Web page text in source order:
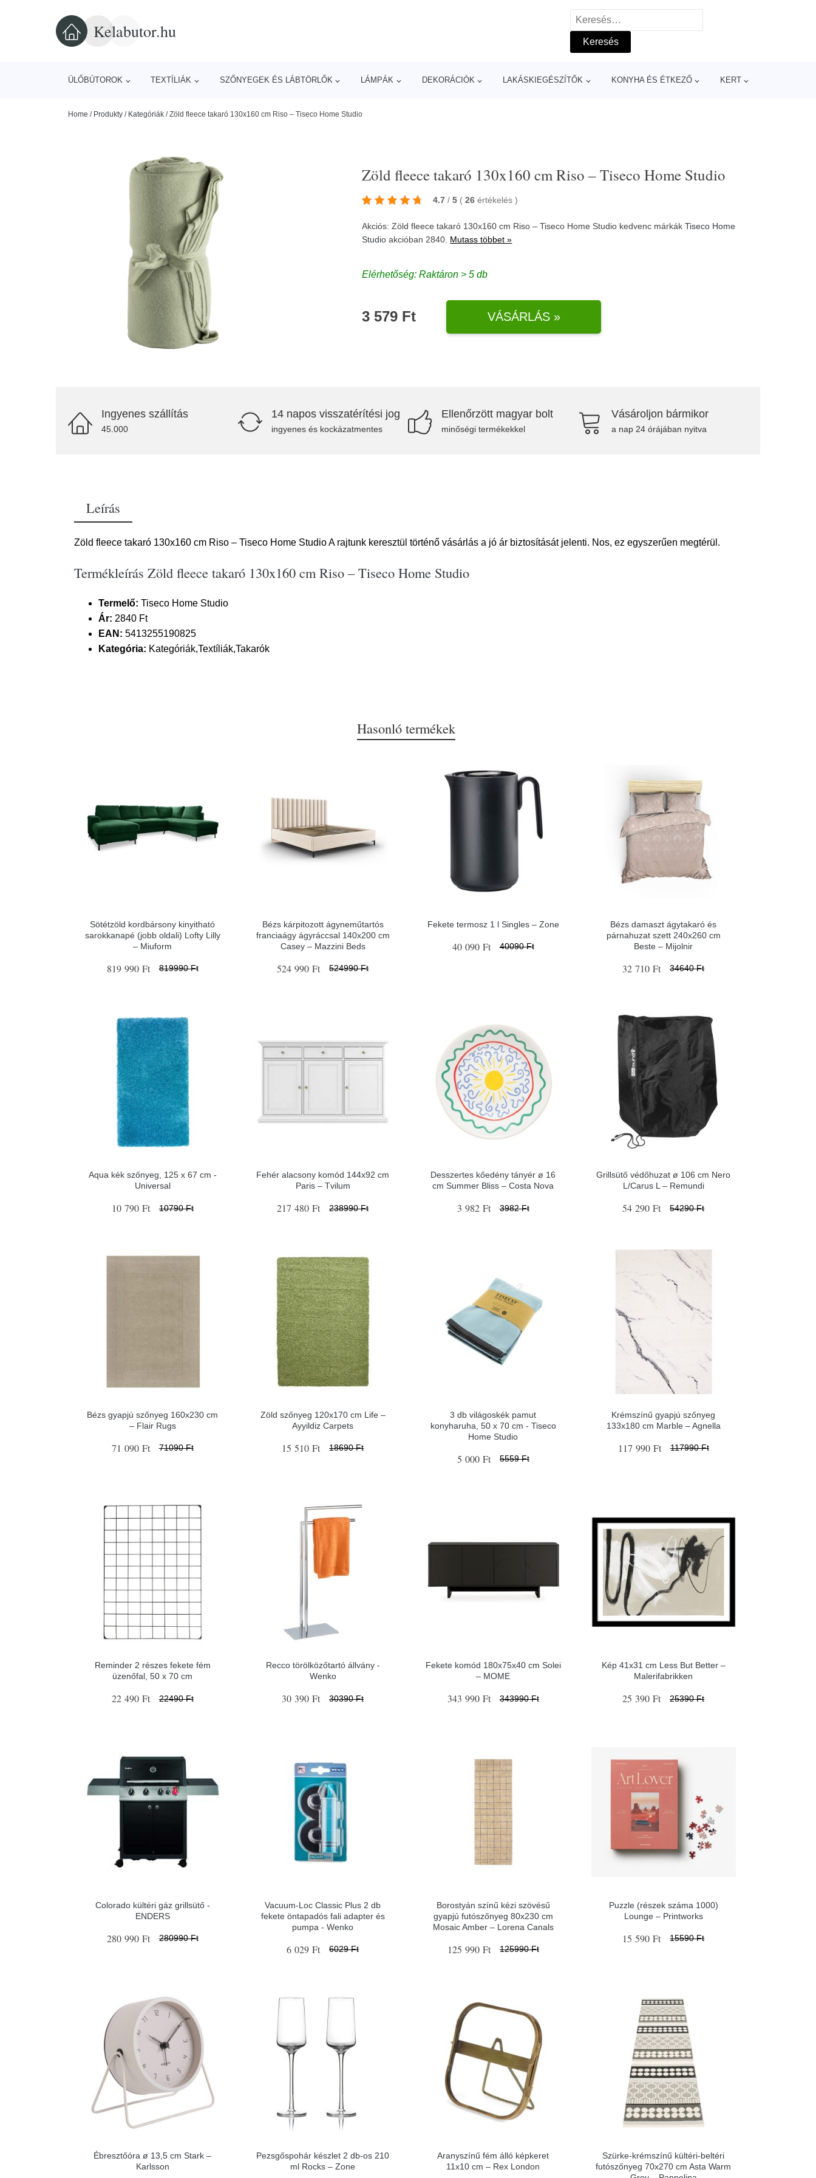
Kelabutor.hu
Keresés:
ÜLŐBÚTOROK TEXTÍLIÁK SZŐNYEGEK ÉS LÁBTÖRLŐK LÁMPÁK DEKORÁCIÓK LAKÁSKIEGÉSZÍTŐK KONYHA ÉS ÉTKEZŐ KERT
Home / Produkty / Kategóriák /Zöld fleece takaró 130x160 cm Riso – Tiseco Home Studio
Zöld fleece takaró 130x160 cm Riso – Tiseco Home Studio
4.7 / 5 ( 26 értékelés)
Akciós: Zöld fleece takaró 130x160 cm Riso – Tiseco Home Studio kedvenc márkákTiseco Home
Studio akcióban 2840. Mutass többet »
Elérhetőség: Raktáron > 5 db
3 579 Ft VÁSÁRLÁS »
Ingyenes szállítás
45.000
14 napos visszatérítési jog
ingyenes és kockázatmentes
Ellenőrzött magyar bolt
minőségi termékekkel
Vásároljon bármikor
a nap 24 órájában nyitva
Leírás
Zöld fleece takaró 130x160 cm Riso – Tiseco Home Studio A rajtunk keresztül történő vásárlás a jó ár biztosítását jelenti. Nos, ez egyszerűen megtérül.
Termékleírás Zöld fleece takaró 130x160 cm Riso – Tiseco Home Studio
Termelő: Tiseco Home Studio
Ár: 2840 Ft
EAN: 5413255190825
Kategória: Kategóriák,Textíliák,Takarók
Hasonló termékek
Sötétzöld kordbársony kinyitható
sarokkanapé (jobb oldali) Lofty Lilly
– Miuform
819 990 Ft 819990 Ft
Bézs kárpitozott ágyneműtartós
franciaágy ágyráccsal 140x200 cm
Casey – Mazzini Beds
524 990 Ft 524990 Ft
Fekete termosz 1 l Singles – Zone
40 090 Ft 40090 Ft
Bézs damaszt ágytakaró és
párnahuzat szett 240x260 cm
Beste – Mijolnir
32 710 Ft 34640 Ft
Aqua kék szőnyeg, 125 x 67 cm -
Universal
10 790 Ft 10790 Ft
Fehér alacsony komód 144x92 cm
Paris – Tvilum
217 480 Ft 238990 Ft
Desszertes kőedény tányér ø 16
cm Summer Bliss – Costa Nova
3 982 Ft 3982 Ft
Grillsütő védőhuzat ø 106 cm Nero
L/Carus L – Remundi
54 290 Ft 54290 Ft
Bézs gyapjú szőnyeg 160x230 cm
– Flair Rugs
71 090 Ft 71090 Ft
Zöld szőnyeg 120x170 cm Life –
Ayyildiz Carpets
15 510 Ft 18690 Ft
3 db világoskék pamut
konyharuha, 50 x 70 cm - Tiseco
Home Studio
5 000 Ft 5559 Ft
Krémszínű gyapjú szőnyeg
133x180 cm Marble – Agnella
117 990 Ft 117990 Ft
Reminder 2 részes fekete fém
üzenőfal, 50 x 70 cm
22 490 Ft 22490 Ft
Recco törölközőtartó állvány -
Wenko
30 390 Ft 30390 Ft
Fekete komód 180x75x40 cm Solei
– MOME
343 990 Ft 343990 Ft
Kép 41x31 cm Less But Better –
Malerifabrikken
25 390 Ft 25390 Ft
Colorado kültéri gáz grillsütő -
ENDERS
280 990 Ft 280990 Ft
Vacuum-Loc Classic Plus 2 db
fekete öntapadós fali adapter és
pumpa - Wenko
6 029 Ft 6029 Ft
Borostyán színű kézi szövésű
gyapjú futószőnyeg 80x230 cm
Mosaic Amber – Lorena Canals
125 990 Ft 125990 Ft
Puzzle (részek száma 1000)
Lounge – Printworks
15 590 Ft 15590 Ft
Ébresztőóra ø 13,5 cm Stark –
Karlsson
Pezsgőspohár készlet 2 db-os 210
ml Rocks – Zone
Aranyszínű fém álló képkeret
11x10 cm – Rex London
Szürke-krémszínű kültéri-beltéri
futószőnyeg 70x270 cm Asta Warm